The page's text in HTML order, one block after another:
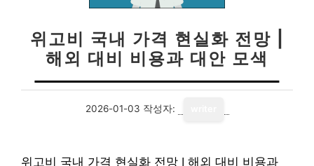
위고비 국내 가격 현실화 전망 |
해외 대비 비용과 대안 모색
2026-01-03 작성자:
위고비 국내 가격 현실화 전망 | 해외 대비 비용과